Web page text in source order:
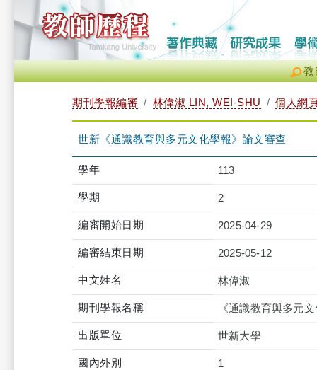
教
期刊學報編審 林偉淑 LIN, WEI-SHU 個人網
世新《通識教育與多元文化學報》論文審查
學年 113
學期 2
編審開始日期 2025-04-29
編審結束日期 2025-05-12
中文姓名 林偉淑
期刊學報名稱 《通識教育與多元
出版單位 世新大學
國內外別 1